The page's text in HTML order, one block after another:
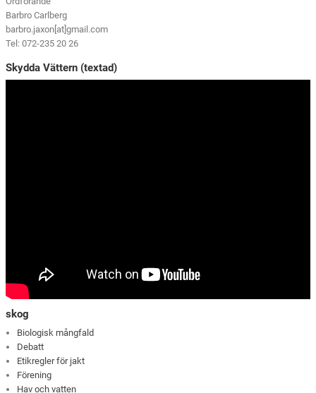
Barbro Carlberg
barbro.jaxon[at]gmail.com
Tel: 072-235 20 26
Skydda Vättern (textad)
skog
Biologisk mångfald
Debatt
Etikregler för jakt
Förening
Hav och vatten